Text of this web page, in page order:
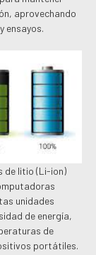
aprovechando
ensayos.
de litio (Li-ion)
unidades
de energía,
de
portátiles.